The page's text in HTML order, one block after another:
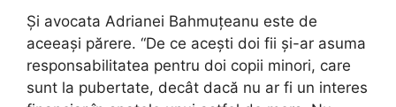
Și avocata Adrianei Bahmuțeanu este de
aceeași părere. “De ce acești doi fii și-ar asuma
responsabilitatea pentru doi copii minori, care
sunt la pubertate, decât dacă nu ar fi un interes